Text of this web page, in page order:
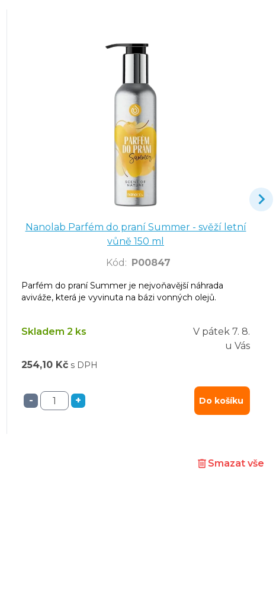
Nanolab Parfém do praní Summer - svěží letní
vůně 150 ml
Kód : P00847
Parfém do praní Summer je nejvoňavější náhrada
aviváže, která je vyvinuta na bázi vonných olejů.
Skladem 2 ks V pátek 7. 8.
u Vás
254,10 Kč s DPH
- + Do košíku
Smazat vše